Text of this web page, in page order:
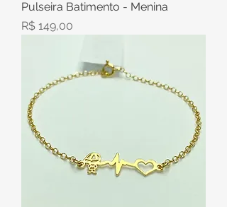
Pulseira Batimento - Menina
Preço
R$ 149,00